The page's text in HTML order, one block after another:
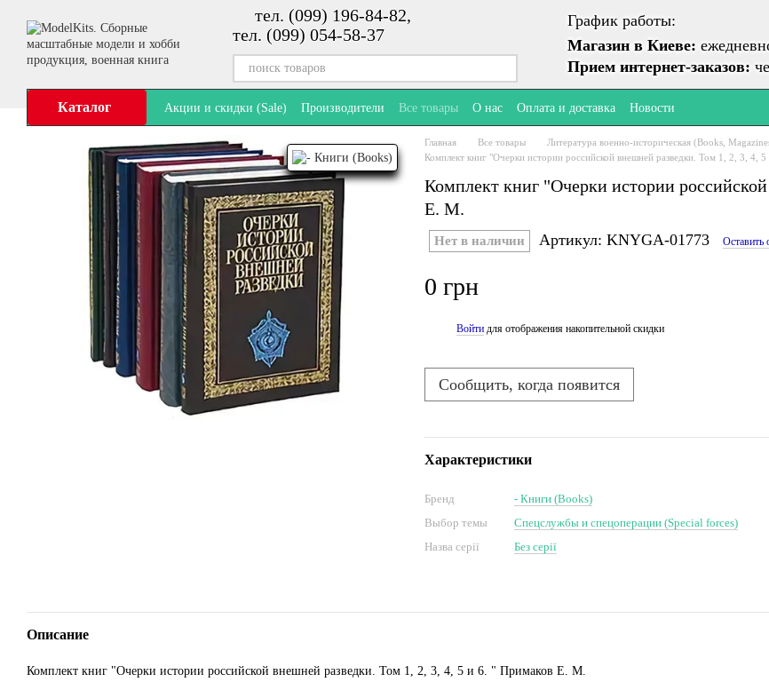
тел. (099) 196-84-82,
тел. (099) 054-58-37
График работы:
Магазин в Киеве:
Прием интернет-заказов:
Каталог Акции и скидки (Sale) Производители Все товары О нас Оплата и доставка Новости
Главная Все товары
Литература военно-историческая (Books,
Комплект книг "Очерки истории российской внешней разведки. Том 1, 2, 3, 4,
Комплект книг "Очерки истории
Е. М.
Нет в наличии Артикул: KNYGA-01773 Оставить
0 грн
Войти для отображения накопительной скидки
Сообщить, когда появится
Характеристики
Бренд
- Книги (Books)
Выбор темы
Спецслужбы и спецоперации (Special forces)
Назва серії
Без серії
Описание
Комплект книг "Очерки истории российской внешней разведки. Том 1, 2, 3, 4, 5 и 6. " Примаков Е. М.